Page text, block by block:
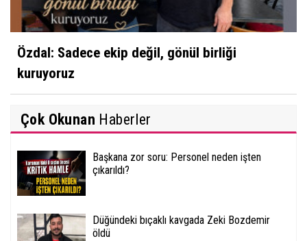
Özdal: Sadece ekip değil, gönül birliği
kuruyoruz
Çok Okunan Haberler
Başkana zor soru: Personel neden işten
çıkarıldı?
Düğündeki bıçaklı kavgada Zeki Bozdemir
öldü